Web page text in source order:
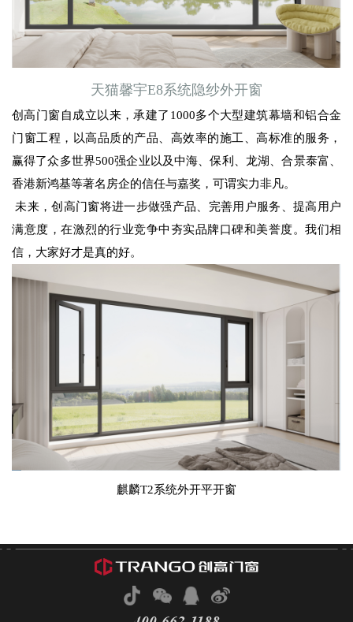
天猫馨宇E8系统隐纱外开窗
创高门窗自成立以来，承建了1000多个大型建筑幕墙和铝合金
门窗工程，以高品质的产品、高效率的施工、高标准的服务，
赢得了众多世界500强企业以及中海、保利、龙湖、合景泰富、
香港新鸿基等著名房企的信任与嘉奖，可谓实力非凡。
未来，创高门窗将进一步做强产品、完善用户服务、提高用户
满意度，在激烈的行业竞争中夯实品牌口碑和美誉度。我们相
信，大家好才是真的好。
麒麟T2系统外开平开窗